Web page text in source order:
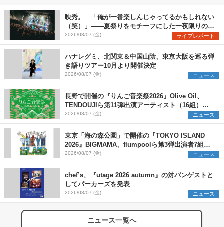
映秀。 「俺が一番楽しんじゃってるかもしれない
（笑）」――夏祭りをモチーフにした一夜限りのス
ペシャルライブ『色祭』レポート
2026/08/07 (金) ライブレポート
ハナレグミ、北関東＆中国山陰、東京大阪を巡る弾
き語りツアー10月より開催決定
2026/08/07 (金) ニュース
長野で開催の『りんご音楽祭2026』Olive Oil、
TENDOUJIら第11弾出演アーティスト（16組）を
発表
2026/08/07 (金) ニュース
東京「海の森公園」で開催の『TOKYO ISLAND
2026』BIGMAMA、flumpoolら第3弾出演者7組を
発表 ワークショップ・アート出展者を募集
2026/08/07 (金) ニュース
chef’s、『utage 2026 autumn』の対バンゲストと
してパーカーズを発表
2026/08/07 (金) ニュース
ニュース一覧へ